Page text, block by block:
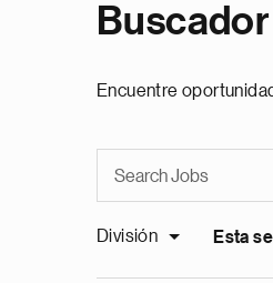
Encuentre
División Esta